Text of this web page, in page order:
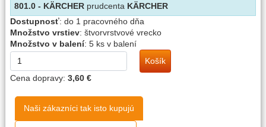
801.0 - KÄRCHER prudcenta KÄRCHER
Dostupnosť: do 1 pracovného dňa
Množstvo vrstiev: štvorvrstvové vrecko
Množstvo v balení: 5 ks v balení
Košík
Cena dopravy: 3,60 €
Naši zákazníci tak isto kupujú